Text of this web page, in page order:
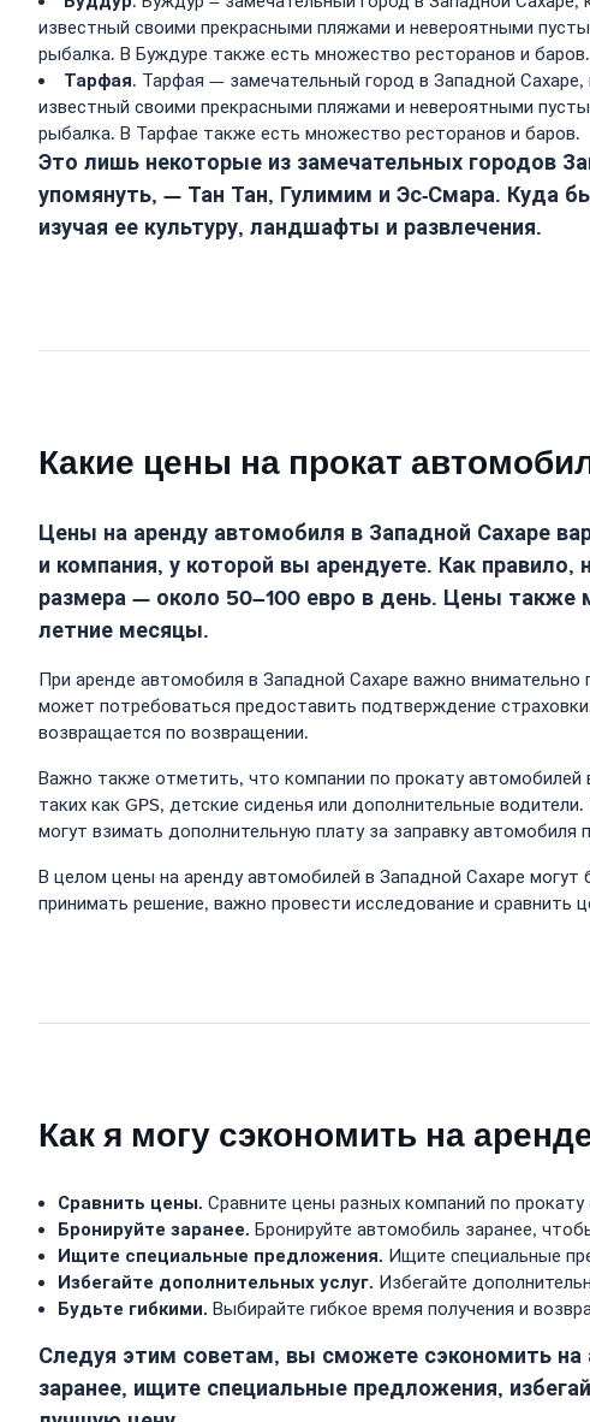
известный своими прекрасными пляжами и невероятными
рыбалка. В Буждуре также есть множество ресторанов и баров.
Тарфая. Тарфая — замечательный город в Западной
известный своими прекрасными пляжами и невероятными
рыбалка. В Тарфае также есть множество ресторанов и баров.
Это лишь некоторые из замечательных городов
упомянуть, — Тан Тан, Гулимим и Эс-Смара. Куда
изучая ее культуру, ландшафты и развлечения.
Какие цены на прокат
Цены на аренду автомобиля в Западной Сахаре
и компания, у которой вы арендуете. Как
размера — около 50–100 евро в день. Цены также
летние месяцы.
При аренде автомобиля в Западной Сахаре важно
может потребоваться предоставить подтверждение
возвращается по возвращении.
Важно также отметить, что компании по прокату
таких как GPS, детские сиденья или дополнительные
могут взимать дополнительную плату за заправку автомобиля
В целом цены на аренду автомобилей в Западной Сахаре
принимать решение, важно провести исследование и сравнить
Как я могу сэкономить на
Сравнить цены. Сравните цены разных компаний по
Бронируйте заранее. Бронируйте автомобиль заранее,
Ищите специальные предложения. Ищите специальные
Избегайте дополнительных услуг. Избегайте
Будьте гибкими. Выбирайте гибкое время получения и
Следуя этим советам, вы сможете сэкономить на
заранее, ищите специальные предложения,